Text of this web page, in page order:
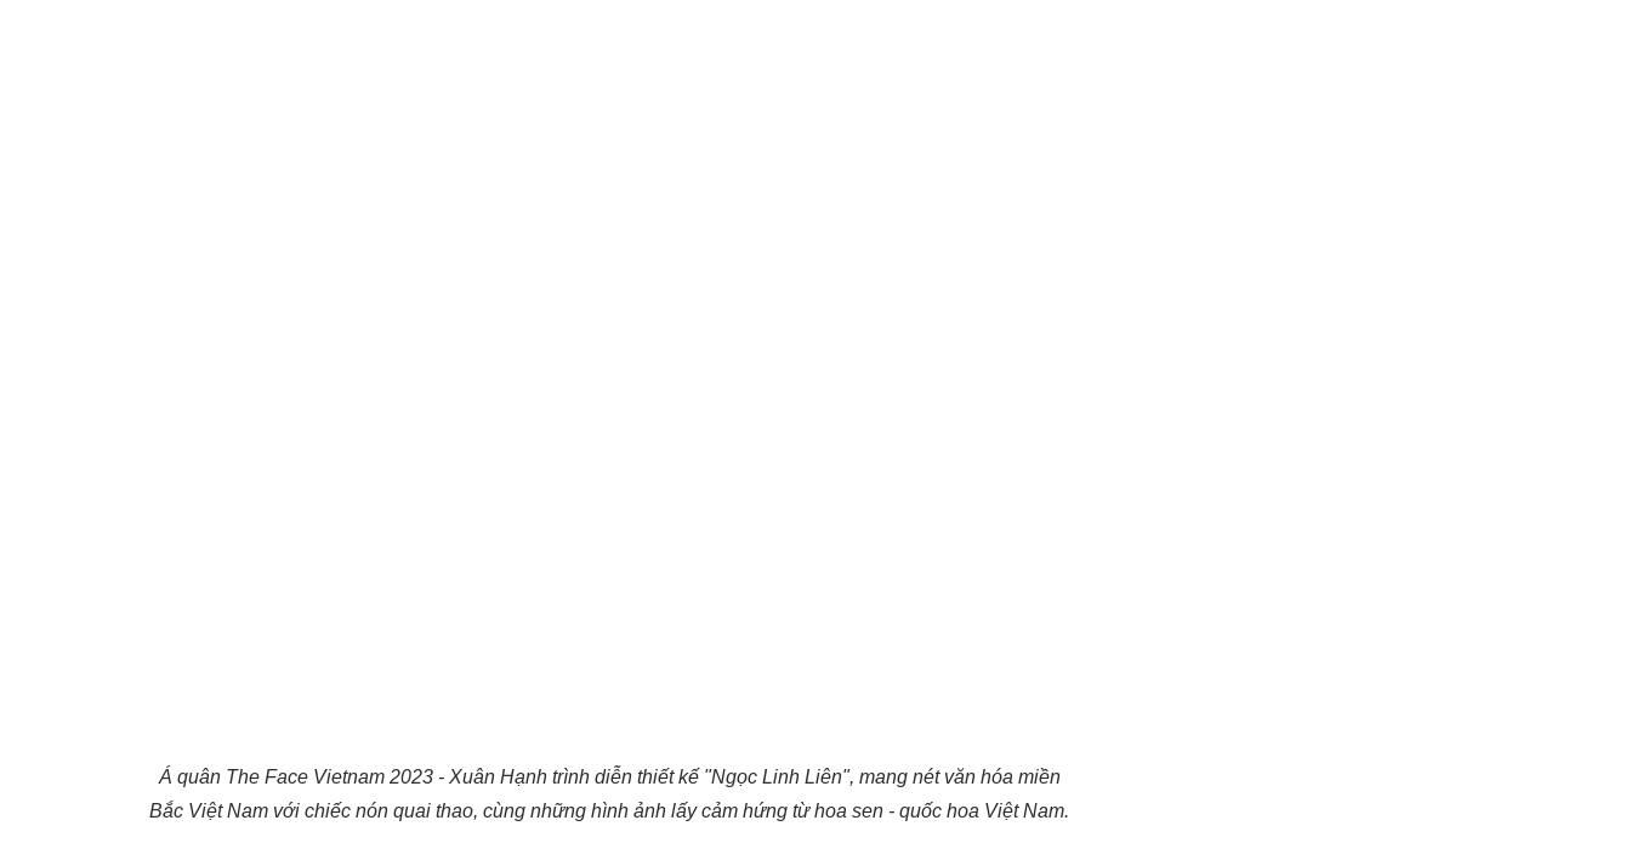
Á quân The Face Vietnam 2023 - Xuân Hạnh trình diễn thiết kế "Ngọc Linh Liên", mang nét văn hóa miền
Bắc Việt Nam với chiếc nón quai thao, cùng những hình ảnh lấy cảm hứng từ hoa sen - quốc hoa Việt Nam.